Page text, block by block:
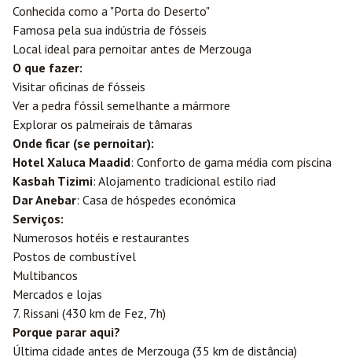
Conhecida como a "Porta do Deserto"
Famosa pela sua indústria de fósseis
Local ideal para pernoitar antes de Merzouga
O que fazer:
Visitar oficinas de fósseis
Ver a pedra fóssil semelhante a mármore
Explorar os palmeirais de tâmaras
Onde ficar (se pernoitar):
Hotel Xaluca Maadid: Conforto de gama média com piscina
Kasbah Tizimi: Alojamento tradicional estilo riad
Dar Anebar: Casa de hóspedes económica
Serviços:
Numerosos hotéis e restaurantes
Postos de combustível
Multibancos
Mercados e lojas
7. Rissani (430 km de Fez, 7h)
Porque parar aqui?
Última cidade antes de Merzouga (35 km de distância)